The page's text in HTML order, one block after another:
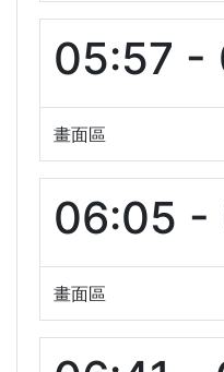
05:57 -
畫面區
06:05 -
畫面區